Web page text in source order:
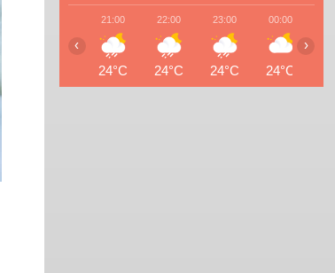
21:00
24°C
22:00
24°C
23:00
24°C
00:00
24°C
‹ ›